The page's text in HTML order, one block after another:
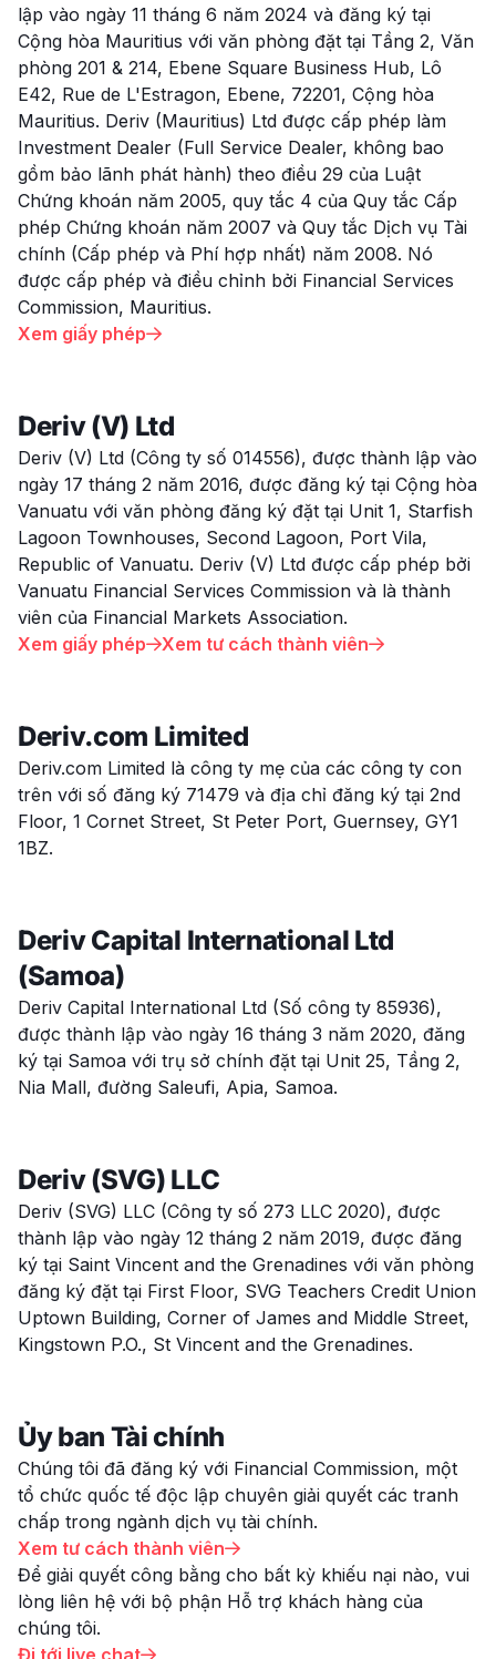
lập vào ngày 11 tháng 6 năm 2024 và đăng ký tại
Cộng hòa Mauritius với văn phòng đặt tại Tầng 2, Văn
phòng 201 & 214, Ebene Square Business Hub, Lô
E42, Rue de L'Estragon, Ebene, 72201, Cộng hòa
Mauritius. Deriv (Mauritius) Ltd được cấp phép làm
Investment Dealer (Full Service Dealer, không bao
gồm bảo lãnh phát hành) theo điều 29 của Luật
Chứng khoán năm 2005, quy tắc 4 của Quy tắc Cấp
phép Chứng khoán năm 2007 và Quy tắc Dịch vụ Tài
chính (Cấp phép và Phí hợp nhất) năm 2008. Nó
được cấp phép và điều chỉnh bởi Financial Services
Commission, Mauritius.
Xem giấy phép
Deriv (V) Ltd
Deriv (V) Ltd (Công ty số 014556), được thành lập vào
ngày 17 tháng 2 năm 2016, được đăng ký tại Cộng hòa
Vanuatu với văn phòng đăng ký đặt tại Unit 1, Starfish
Lagoon Townhouses, Second Lagoon, Port Vila,
Republic of Vanuatu. Deriv (V) Ltd được cấp phép bởi
Vanuatu Financial Services Commission và là thành
viên của Financial Markets Association.
Xem giấy phépXem tư cách thành viên
Deriv.com Limited
Deriv.com Limited là công ty mẹ của các công ty con
trên với số đăng ký 71479 và địa chỉ đăng ký tại 2nd
Floor, 1 Cornet Street, St Peter Port, Guernsey, GY1
1BZ.
Deriv Capital International Ltd
(Samoa)
Deriv Capital International Ltd (Số công ty 85936),
được thành lập vào ngày 16 tháng 3 năm 2020, đăng
ký tại Samoa với trụ sở chính đặt tại Unit 25, Tầng 2,
Nia Mall, đường Saleufi, Apia, Samoa.
Deriv (SVG) LLC
Deriv (SVG) LLC (Công ty số 273 LLC 2020), được
thành lập vào ngày 12 tháng 2 năm 2019, được đăng
ký tại Saint Vincent and the Grenadines với văn phòng
đăng ký đặt tại First Floor, SVG Teachers Credit Union
Uptown Building, Corner of James and Middle Street,
Kingstown P.O., St Vincent and the Grenadines.
Ủy ban Tài chính
Chúng tôi đã đăng ký với Financial Commission, một
tổ chức quốc tế độc lập chuyên giải quyết các tranh
chấp trong ngành dịch vụ tài chính.
Xem tư cách thành viên
Để giải quyết công bằng cho bất kỳ khiếu nại nào, vui
lòng liên hệ với bộ phận Hỗ trợ khách hàng của
chúng tôi.
Đi tới live chat